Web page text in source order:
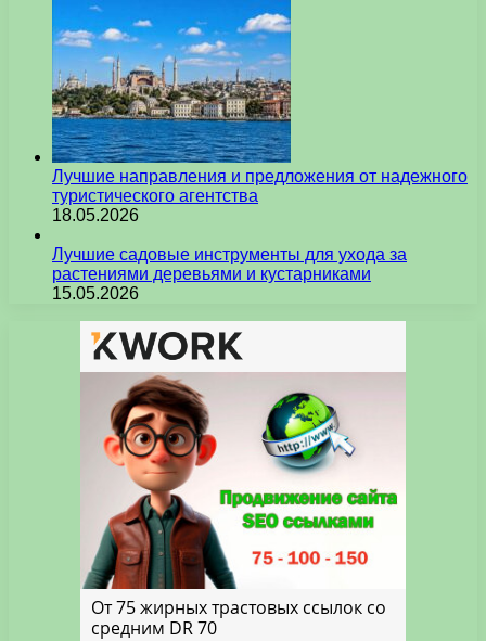
Лучшие направления и предложения от надежного
туристического агентства
18.05.2026
Лучшие садовые инструменты для ухода за
растениями деревьями и кустарниками
15.05.2026